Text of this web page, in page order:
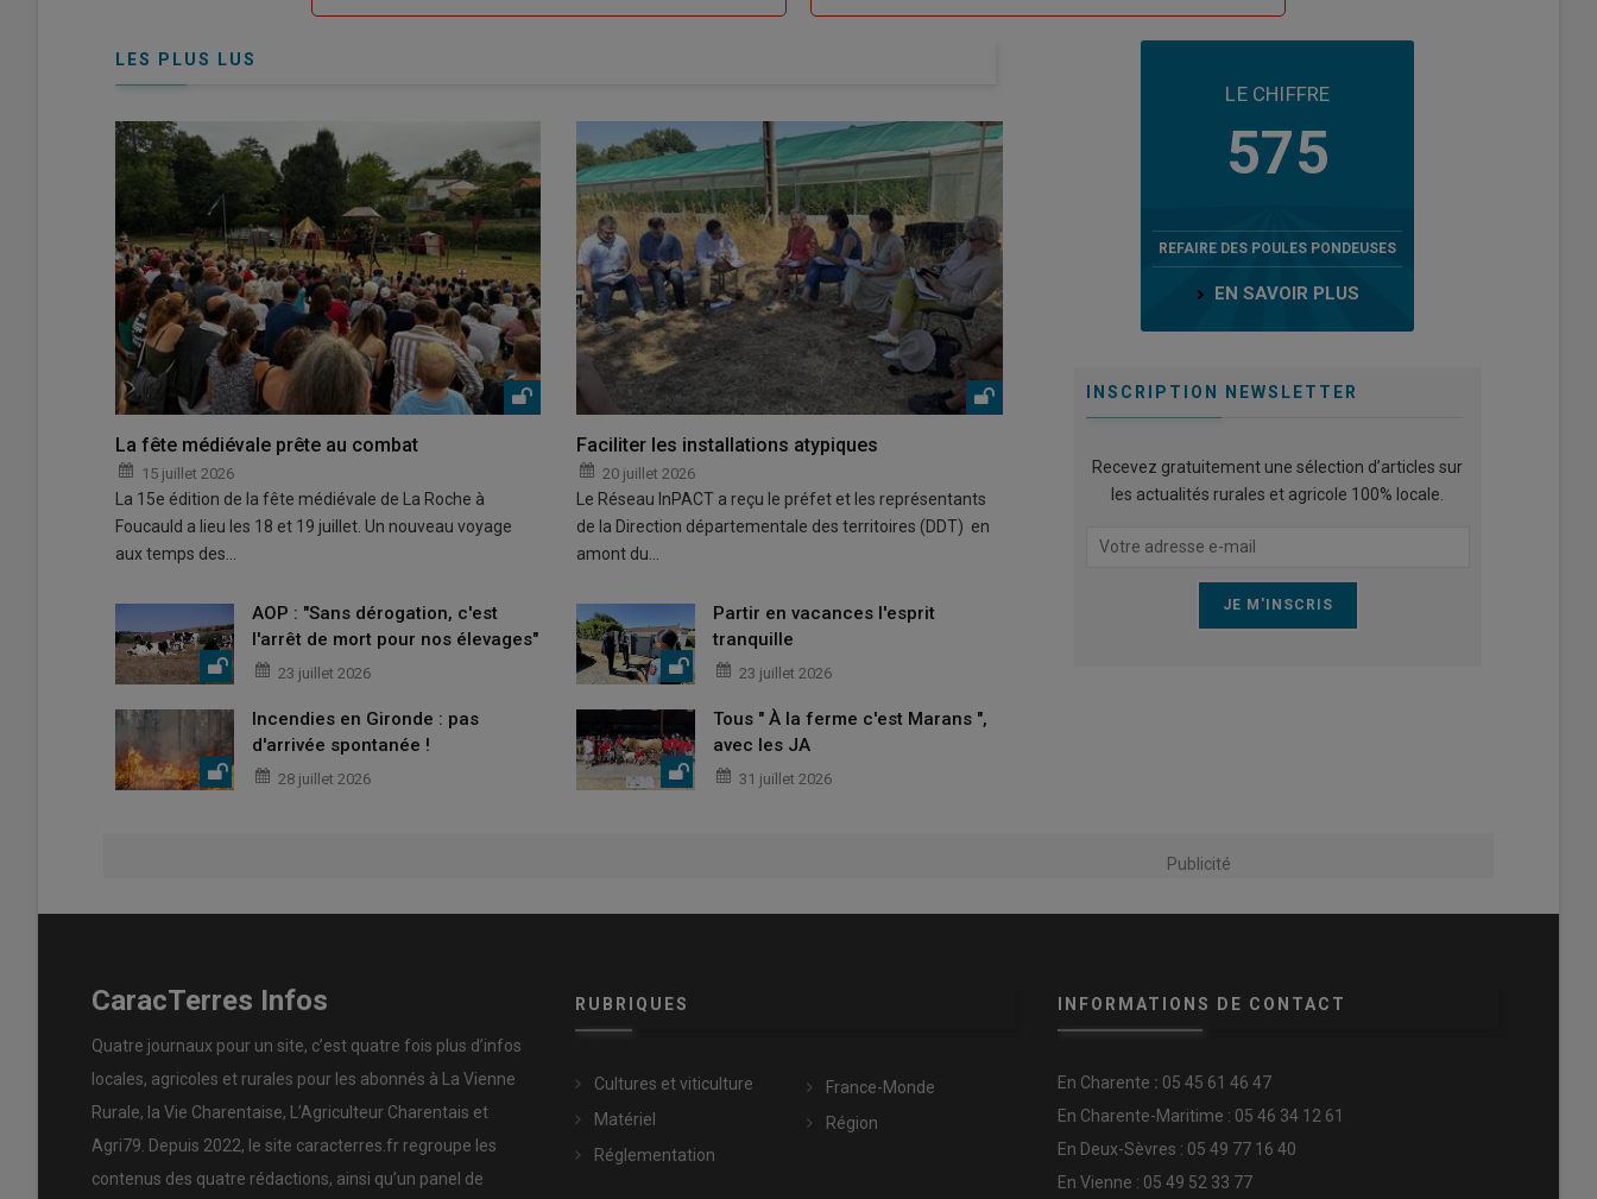
LES PLUS LUS
La fête médiévale prête au combat
15 juillet 2026
La 15e édition de la fête médiévale de La Roche à
Foucauld a lieu les 18 et 19 juillet. Un nouveau voyage
aux temps des…
Faciliter les installations atypiques
20 juillet 2026
Le Réseau InPACT a reçu le préfet et les représentants
de la Direction départementale des territoires (DDT) en
amont du…
AOP : "Sans dérogation, c'est
l'arrêt de mort pour nos élevages"
23 juillet 2026
Partir en vacances l'esprit
tranquille
23 juillet 2026
Incendies en Gironde : pas
d'arrivée spontanée !
28 juillet 2026
Tous " À la ferme c'est Marans ",
avec les JA
31 juillet 2026
LE CHIFFRE
575
REFAIRE DES POULES PONDEUSES
EN SAVOIR PLUS
INSCRIPTION NEWSLETTER
Recevez gratuitement une sélection d’articles sur
les actualités rurales et agricole 100% locale.
Publicité
CaracTerres Infos
Quatre journaux pour un site, c’est quatre fois plus d’infos
locales, agricoles et rurales pour les abonnés à La Vienne
Rurale, la Vie Charentaise, L’Agriculteur Charentais et
Agri79. Depuis 2022, le site caracterres.fr regroupe les
contenus des quatre rédactions, ainsi qu’un panel de
RUBRIQUES
Cultures et viticulture
Matériel
Réglementation
France-Monde
Région
INFORMATIONS DE CONTACT
En Charente : 05 45 61 46 47
En Charente-Maritime : 05 46 34 12 61
En Deux-Sèvres : 05 49 77 16 40
En Vienne : 05 49 52 33 77